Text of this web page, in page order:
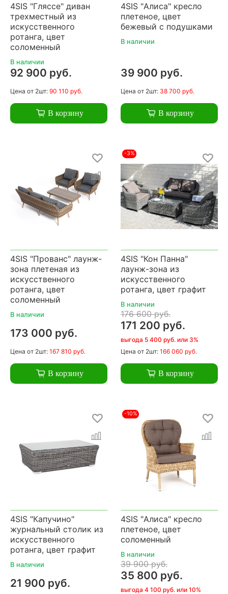
4SIS "Гляссе" диван
трехместный из
искусственного
ротанга, цвет
соломенный
В наличии
92 900 руб.
Цена от 2шт: 90 110 руб.
В корзину
4SIS "Алиса" кресло
плетеное, цвет
бежевый с подушками
В наличии
39 900 руб.
Цена от 2шт: 38 700 руб.
В корзину
4SIS "Прованс" лаунж-
зона плетеная из
искусственного
ротанга, цвет
соломенный
В наличии
173 000 руб.
Цена от 2шт: 167 810 руб.
В корзину
-3%
4SIS "Кон Панна"
лаунж-зона из
искусственного
ротанга, цвет графит
В наличии
176 600 руб.
171 200 руб.
выгода 5 400 руб. или 3%
Цена от 2шт: 166 060 руб.
В корзину
4SIS "Капучино"
журнальный столик из
искусственного
ротанга, цвет графит
В наличии
21 900 руб.
-10%
4SIS "Алиса" кресло
плетеное, цвет
соломенный
В наличии
39 900 руб.
35 800 руб.
выгода 4 100 руб. или 10%